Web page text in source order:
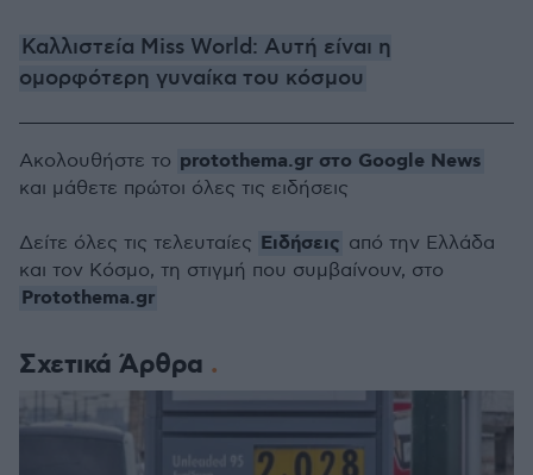
Καλλιστεία Miss World: Αυτή είναι η
ομορφότερη γυναίκα του κόσμου
Σχετικά Άρθρα
Ακολουθήστε το protothema.gr στο Google News
και μάθετε πρώτοι όλες τις ειδήσεις
Δείτε όλες τις τελευταίες Ειδήσεις από την Ελλάδα
και τον Κόσμο, τη στιγμή που συμβαίνουν, στο
Protothema.gr